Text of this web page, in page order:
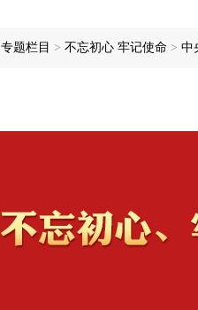
专题栏目 > 不忘初心 牢记使命 > 中